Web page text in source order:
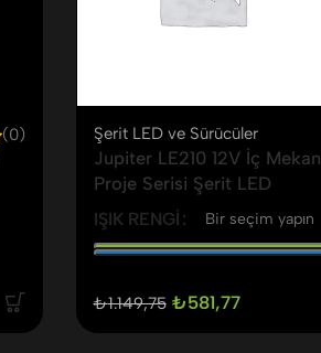
(0) Şerit LED ve Sürücüler
Jupiter LE210 12V İç Mekan
Proje Serisi Şerit LED
IŞIK RENGI
₺1.149,75 ₺581,77